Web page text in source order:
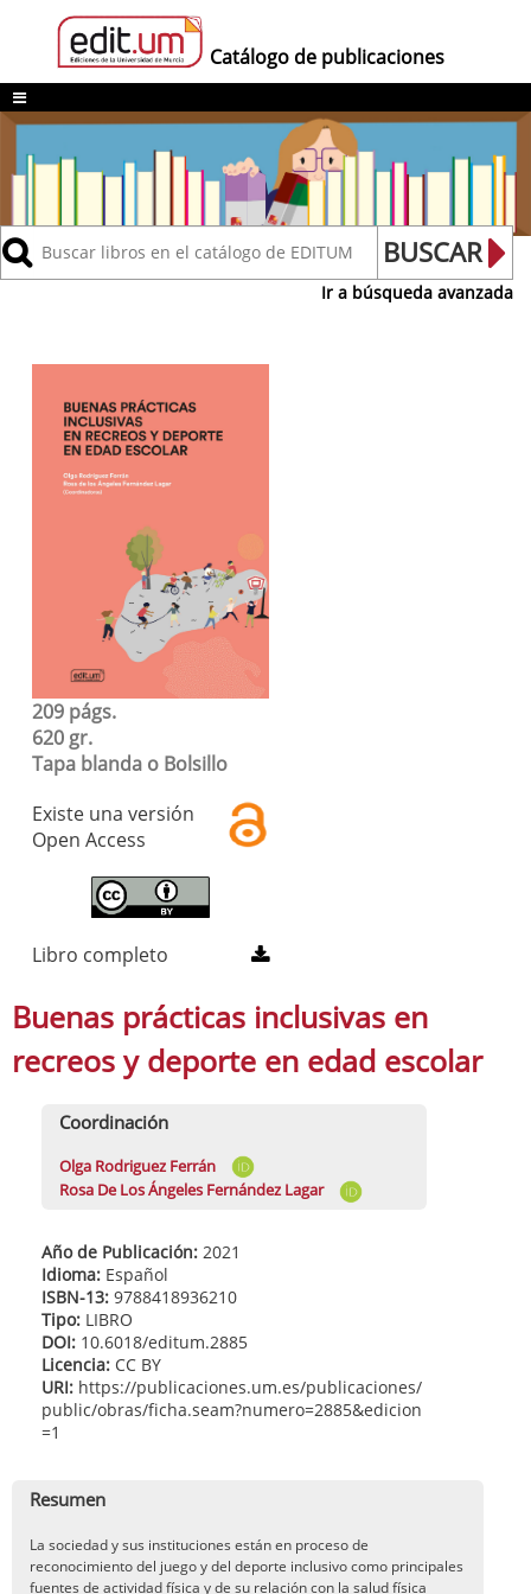
Catálogo de publicaciones
Buscar BUSCAR
Ir a búsqueda avanzada
209 págs.
620 gr.
Tapa blanda o Bolsillo
Existe una versión
Open Access
Libro completo
Buenas prácticas inclusivas en
recreos y deporte en edad escolar
Coordinación
Olga Rodriguez Ferrán
Rosa De Los Ángeles Fernández Lagar
Año de Publicación:2021
Idioma: Español
ISBN-13:9788418936210
Tipo: LIBRO
DOI: 10.6018/editum.2885
Licencia: CC BY
URI: https://publicaciones.um.es/publicaciones/
public/obras/ficha.seam?numero=2885&edicion
=1
Resumen
La sociedad y sus instituciones están en proceso de
reconocimiento del juego y del deporte inclusivo como principales
fuentes de actividad física y de su relación con la salud física